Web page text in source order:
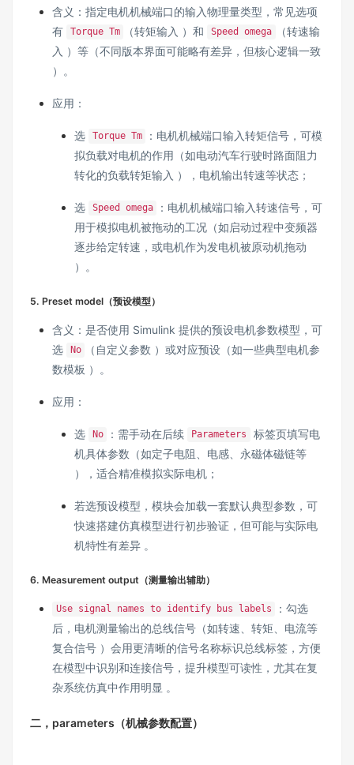
含义：指定电机机械端口的输入物理量类型，常见选项
有
Torque Tm （转矩输入 ）和 Speed omega
（转速输
入 ）等（不同版本界面可能略有差异，但核心逻辑一致
）。
应用：
选 Torque Tm
：电机机械端口输入转矩信号，可模
拟负载对电机的作用（如电动汽车行驶时路面阻力
转化的负载转矩输入 ），电机输出转速等状态；
选 Speed omega
：电机机械端口输入转速信号，可
用于模拟电机被拖动的工况（如启动过程中变频器
逐步给定转速，或电机作为发电机被原动机拖动
）。
5. Preset model（预设模型）
含义：是否使用 Simulink 提供的预设电机参数模型，可
选
No
（自定义参数 ）或对应预设（如一些典型电机参
数模板 ）。
应用：
选 No ：需手动在后续 Parameters
标签页填写电
机具体参数（如定子电阻、电感、永磁体磁链等
），适合精准模拟实际电机；
若选预设模型，模块会加载一套默认典型参数，可
快速搭建仿真模型进行初步验证，但可能与实际电
机特性有差异 。
6. Measurement output（测量输出辅助）
Use signal names to identify bus labels
：勾选
后，电机测量输出的总线信号（如转速、转矩、电流等
复合信号 ）会用更清晰的信号名称标识总线标签，方便
在模型中识别和连接信号，提升模型可读性，尤其在复
杂系统仿真中作用明显 。
二，parameters（机械参数配置）